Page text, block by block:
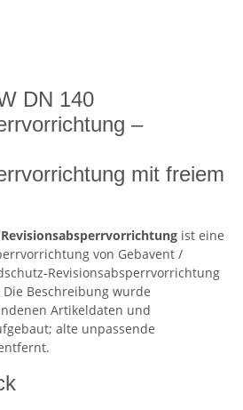
DN 140
–
mit freiem
Revisionsabsperrvorrichtung ist eine
von Gebavent /
Revisionsabsperrvorrichtung
Beschreibung wurde
Artikeldaten und
alte unpassende